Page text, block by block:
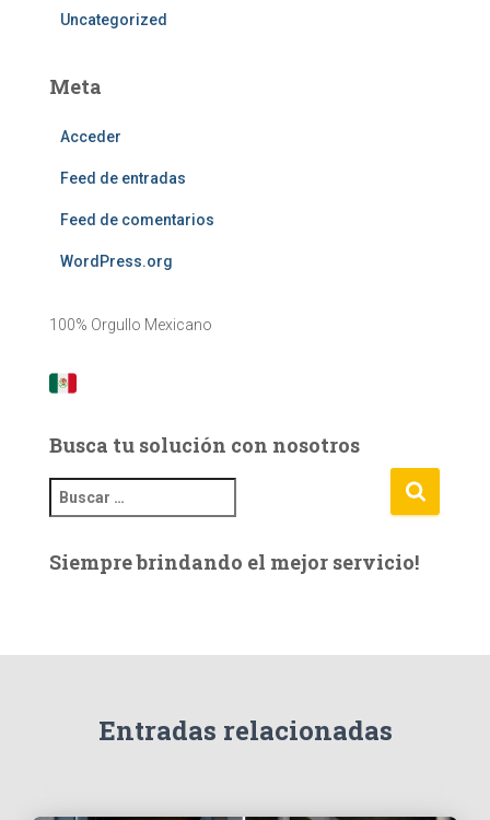
Uncategorized
Meta
Acceder
Feed de entradas
Feed de comentarios
WordPress.org
100% Orgullo Mexicano
Busca tu solución con nosotros
u
c
Siempre brindando el mejor servicio!
Entradas relacionadas